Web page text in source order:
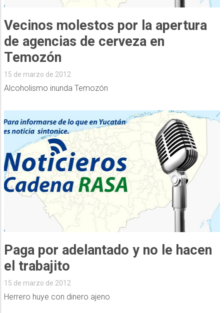
Vecinos molestos por la apertura
de agencias de cerveza en
Temozón
15 de marzo de 2012
Alcoholismo inunda Temozón
Paga por adelantado y no le hacen
el trabajito
15 de marzo de 2012
Herrero huye con dinero ajeno